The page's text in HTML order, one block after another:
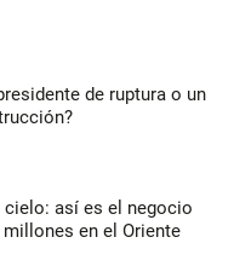
de ruptura o un
cielo: así es el negocio
en el Oriente